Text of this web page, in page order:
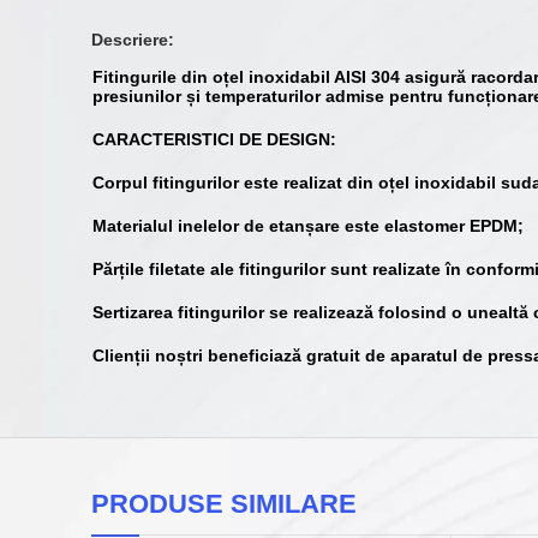
Descriere:
Fitingurile din oțel inoxidabil AISI 304 asigură
presiunilor și temperaturilor admise pentru
CARACTERISTICI DE DESIGN:
Corpul fitingurilor este realizat din oțel inoxidabil
Materialul inelelor de etanșare este elastomer EPDM;
Părțile filetate ale fitingurilor sunt realizate în
Sertizarea fitingurilor se realizează folosind o unealtă
Clienții noștri beneficiază gratuit de aparatul de
PRODUSE SIMILARE